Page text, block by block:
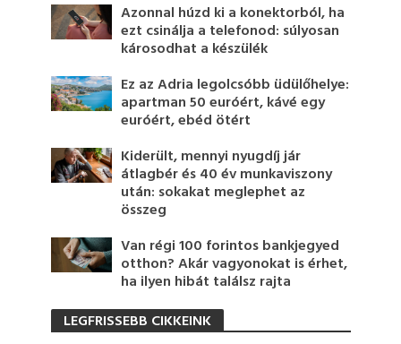
Azonnal húzd ki a konektorból, ha
ezt csinálja a telefonod: súlyosan
károsodhat a készülék
Ez az Adria legolcsóbb üdülőhelye:
apartman 50 euróért, kávé egy
euróért, ebéd ötért
Kiderült, mennyi nyugdíj jár
átlagbér és 40 év munkaviszony
után: sokakat meglephet az
összeg
Van régi 100 forintos bankjegyed
otthon? Akár vagyonokat is érhet,
ha ilyen hibát találsz rajta
LEGFRISSEBB CIKKEINK